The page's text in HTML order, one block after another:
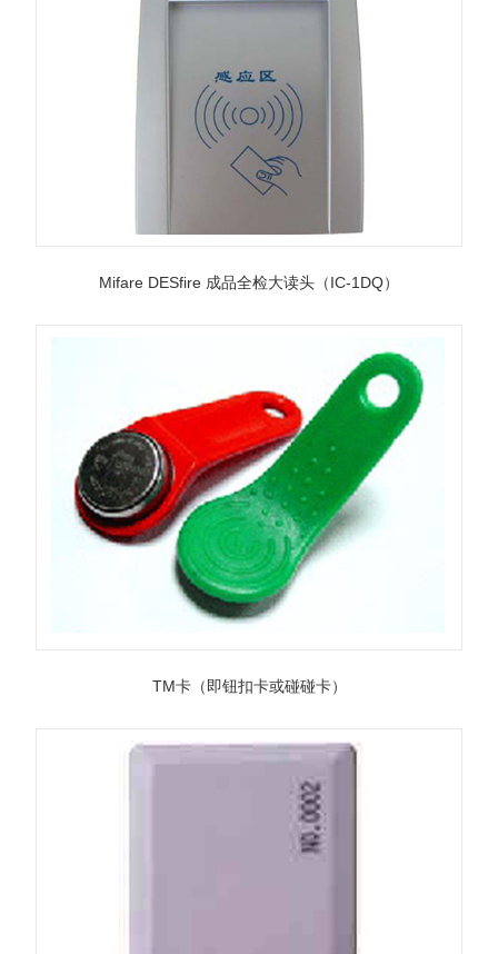
Mifare DESfire 成品全检大读头（IC-1DQ）
TM卡（即钮扣卡或碰碰卡）